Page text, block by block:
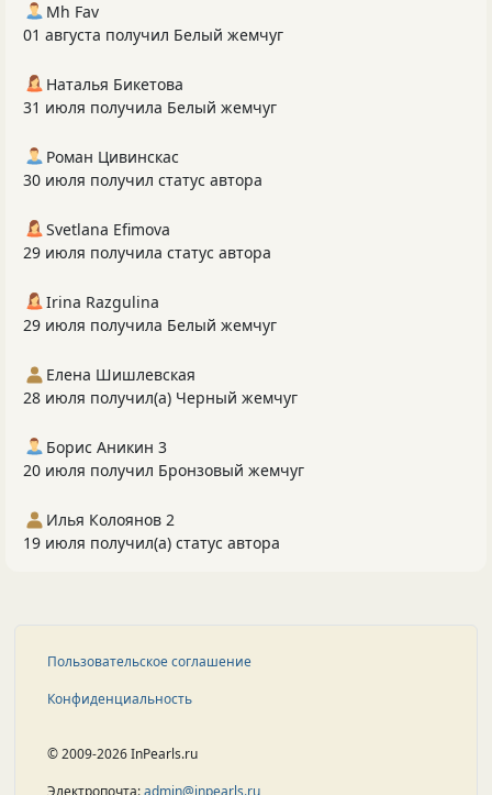
Mh Fav
01 августа получил Белый жемчуг
Наталья Бикетова
31 июля получила Белый жемчуг
Роман Цивинскас
30 июля получил статус автора
Svetlana Efimova
29 июля получила статус автора
Irina Razgulina
29 июля получила Белый жемчуг
Елена Шишлевская
28 июля получил(а) Черный жемчуг
Борис Аникин 3
20 июля получил Бронзовый жемчуг
Илья Колоянов 2
19 июля получил(а) статус автора
Пользовательское соглашение
Конфиденциальность
© 2009-2026 InPearls.ru